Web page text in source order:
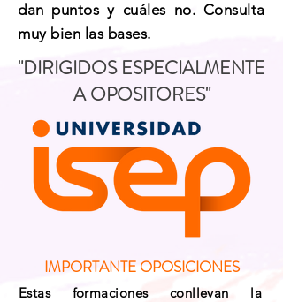
dan puntos y cuáles no. Consulta
muy bien las bases.
"DIRIGIDOS ESPECIALMENTE
A OPOSITORES"
IMPORTANTE OPOSICIONES
Estas formaciones conllevan la